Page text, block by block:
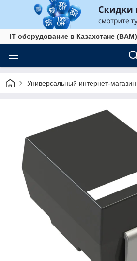
IT оборудование в Казахстане (BAM)
Универсальный интернет-магазин